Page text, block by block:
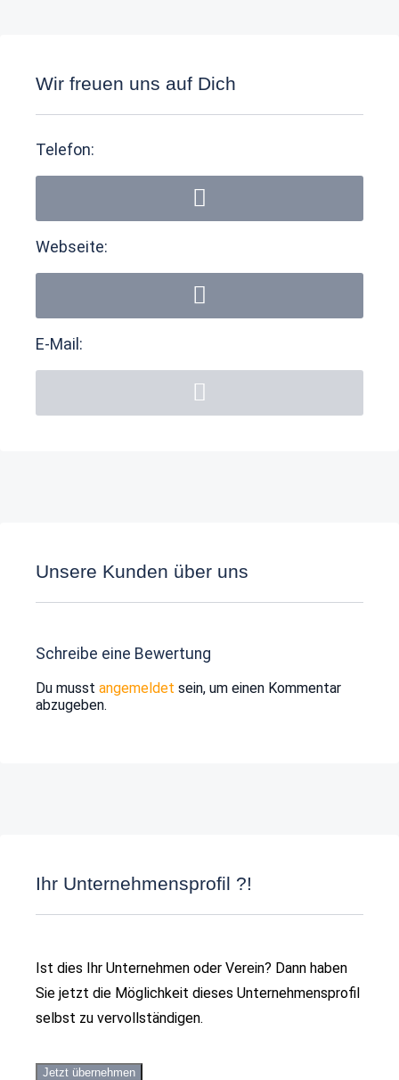
Wir freuen uns auf Dich
Telefon:
Webseite:
E-Mail:
Unsere Kunden über uns
Schreibe eine Bewertung
Du musst angemeldet sein, um einen Kommentar
abzugeben.
Ihr Unternehmensprofil ?!
Ist dies Ihr Unternehmen oder Verein? Dann haben
Sie jetzt die Möglichkeit dieses Unternehmensprofil
selbst zu vervollständigen.
Jetzt übernehmen